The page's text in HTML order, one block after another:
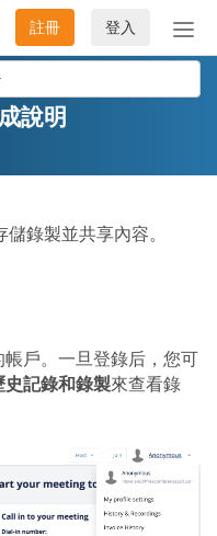
切
換
登入
註冊
說明
錄製並共享內容。
戶。一旦登錄后，您可
史記錄和錄製來查看錄